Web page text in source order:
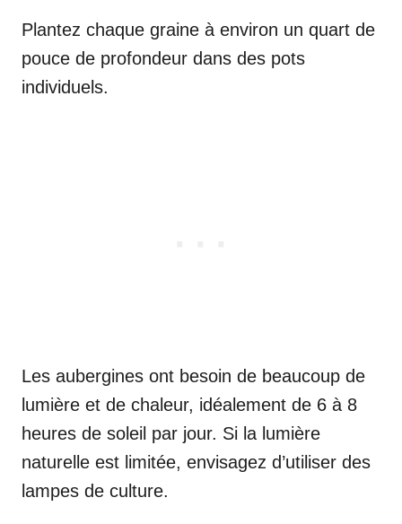
Plantez chaque graine à environ un quart de
pouce de profondeur dans des pots
individuels.
Les aubergines ont besoin de beaucoup de
lumière et de chaleur, idéalement de 6 à 8
heures de soleil par jour. Si la lumière
naturelle est limitée, envisagez d’utiliser des
lampes de culture.